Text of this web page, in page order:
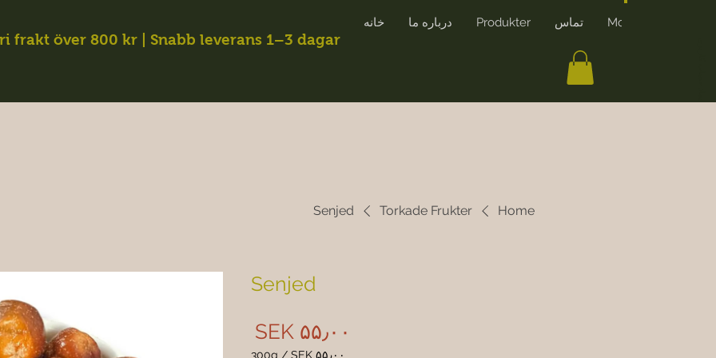
frakt över 800 kr | Snabb leverans 1–3 dagar
خانه درباره ما Produkter تماس More
Home
Torkade Frukter
Senjed
Senjed
SEK ۵۵٫۰۰
SEK ۵۵٫۰۰ /
300g